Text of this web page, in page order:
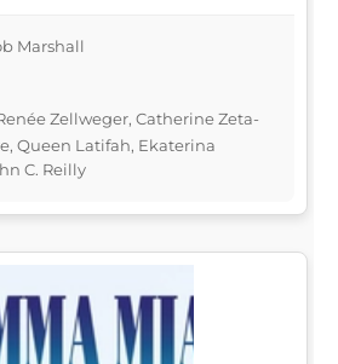
Marshall
Zellweger, Catherine Zeta-
Queen Latifah, Ekaterina
C. Reilly